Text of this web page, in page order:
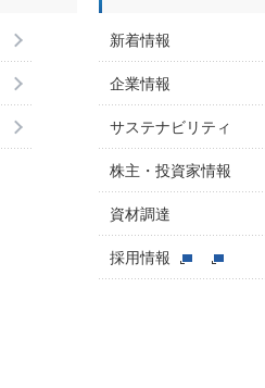
新着情報
企業情報
サステナビリティ
株主・投資家情報
資材調達
採用情報